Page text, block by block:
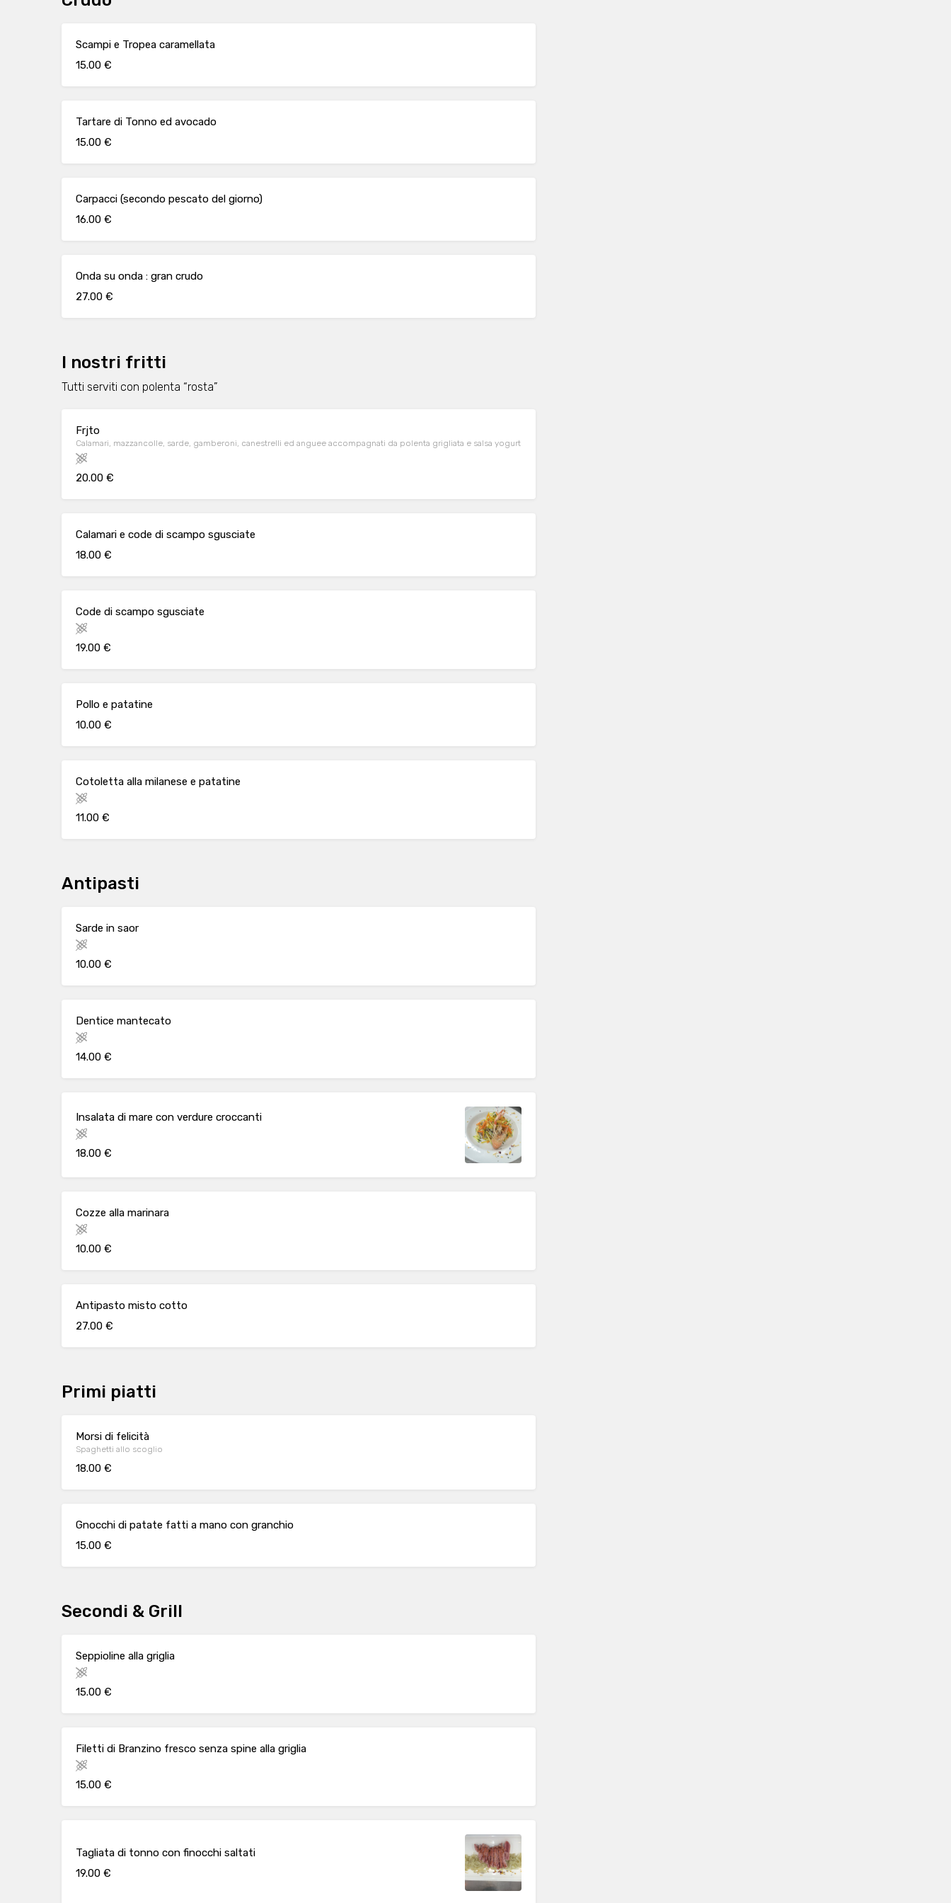
Scampi e Tropea caramellata
15.00 €
Tartare di Tonno ed avocado
15.00 €
Carpacci (secondo pescato del giorno)
16.00 €
Onda su onda : gran crudo
27.00 €
I nostri fritti
Tutti serviti con polenta “rosta”
Frjto
Calamari, mazzancolle, sarde, gamberoni, canestrelli ed anguee accompagnati da polenta grigliata e salsa yogurt
20.00 €
Calamari e code di scampo sgusciate
18.00 €
Code di scampo sgusciate
19.00 €
Pollo e patatine
10.00 €
Cotoletta alla milanese e patatine
11.00 €
Antipasti
Sarde in saor
10.00 €
Dentice mantecato
14.00 €
Insalata di mare con verdure croccanti
18.00 €
Cozze alla marinara
10.00 €
Antipasto misto cotto
27.00 €
Primi piatti
Morsi di felicità
Spaghetti allo scoglio
18.00 €
Gnocchi di patate fatti a mano con granchio
15.00 €
Secondi & Grill
Seppioline alla griglia
15.00 €
Filetti di Branzino fresco senza spine alla griglia
15.00 €
Tagliata di tonno con finocchi saltati
19.00 €